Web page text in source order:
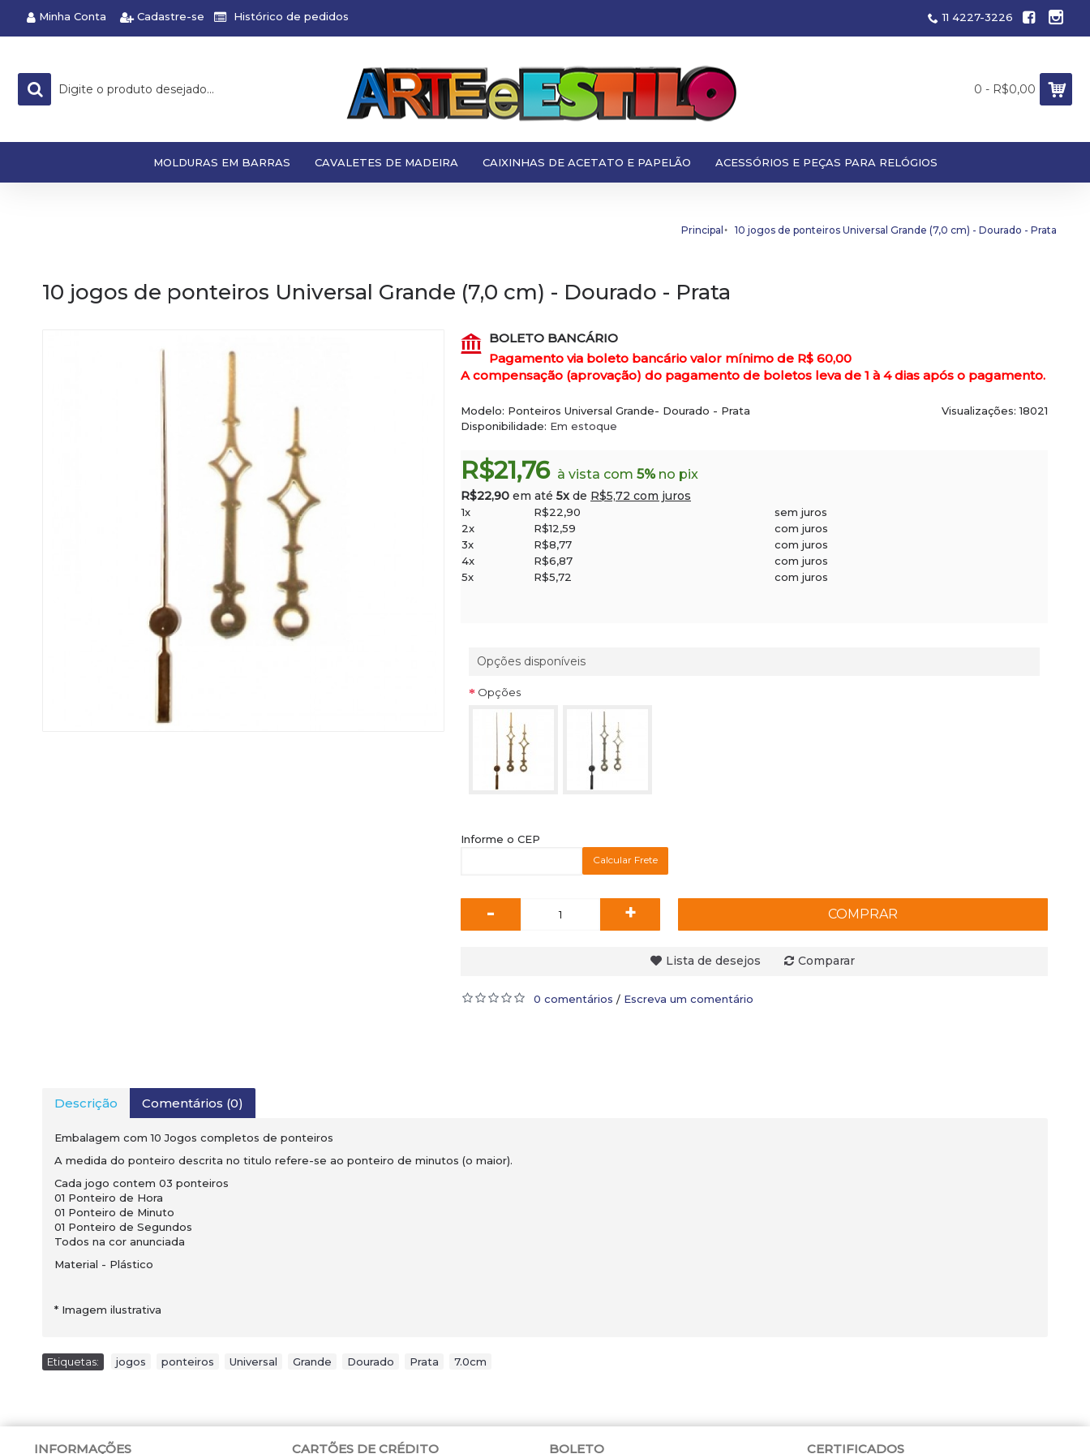
Minha Conta Cadastre-se Histórico de pedidos 11 4227-3226
0 - R$0,00
MOLDURAS EM BARRAS CAVALETES DE MADEIRA CAIXINHAS DE ACETATO E PAPELÃO ACESSÓRIOS E PEÇAS PARA RELÓGIOS
Principal 10 jogos de ponteiros Universal Grande (7,0 cm) - Dourado - Prata
10 jogos de ponteiros Universal Grande (7,0 cm) - Dourado - Prata
BOLETO BANCÁRIO
Pagamento via boleto bancário valor mínimo de R$ 60,00
A compensação (aprovação) do pagamento de boletos leva de 1 à 4 dias após o pagamento.
Visualizações: 18021
Modelo: Ponteiros Universal Grande- Dourado - Prata
Disponibilidade: Em estoque
R$21,76 à vista com 5%no pix
R$22,90 em até 5x de R$5,72 com juros
1x R$22,90
sem juros
2x
R$12,59
com juros
3x
R$8,77
com juros
4x
R$6,87
com juros
5x
R$5,72 com juros
Opções disponíveis
Opções
Informe o CEP
Calcular Frete
- + COMPRAR
Lista de desejos Comparar
0 comentários / Escreva um comentário
Descrição Comentários (0)
Embalagem com 10 Jogos completos de ponteiros
A medida do ponteiro descrita no titulo refere-se ao ponteiro de minutos (o maior).
Cada jogo contem 03 ponteiros
01 Ponteiro de Hora
01 Ponteiro de Minuto
01 Ponteiro de Segundos
Todos na cor anunciada
Material - Plástico
* Imagem ilustrativa
Etiquetas: jogos ponteiros Universal Grande Dourado Prata 7.0cm
INFORMAÇÕES CARTÕES DE CRÉDITO BOLETO CERTIFICADOS